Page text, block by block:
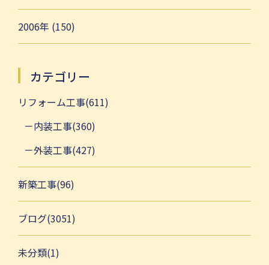
2006年 (150)
カテゴリー
リフォーム工事(611)
内装工事(360)
外装工事(427)
新築工事(96)
ブログ(3051)
未分類(1)